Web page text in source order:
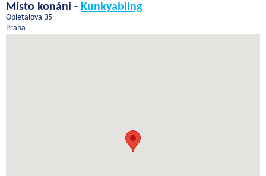
Místo konání - Kunkyabling
Opletalova 35
Praha